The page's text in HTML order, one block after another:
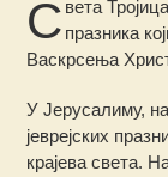
С вета
празника
Васкрсења
У Јерусалиму,
јеврејских
крајева света.